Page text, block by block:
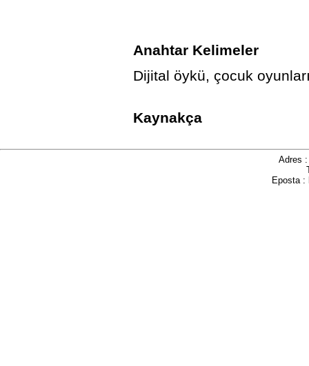
Anahtar Kelimeler
Dijital öykü, çocuk
Kaynakça
Adres
Eposta :